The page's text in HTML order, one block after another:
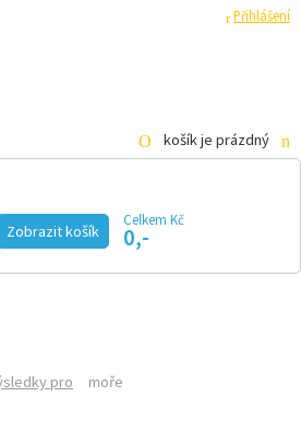
Přihlášení
košík je prázdný
Zobrazit košík
Celkem Kč
0,-
pro moře